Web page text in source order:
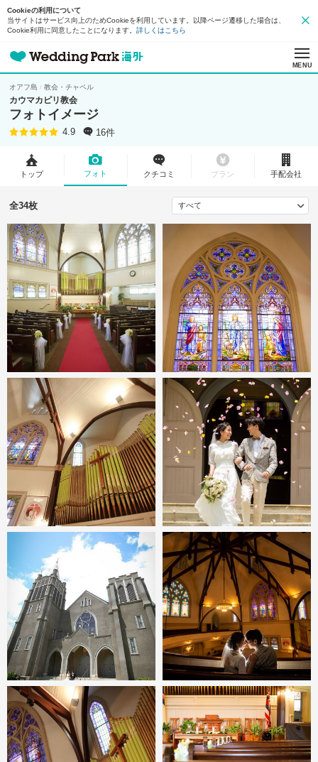
Cookieの利用について
当サイトはサービス向上のためCookieを利用しています。以降ページ遷移した場合は、
Cookie利用に同意したことになります。 詳しくはこちら
MENU
オアフ島 教会・チャペル
カウマカピリ教会
フォトイメージ
4.9 16件
トップ フォト クチコミ プラン 手配会社
全34枚